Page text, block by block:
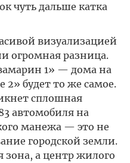
чуть дальше катка
визуализацией
огромная разница.
1» — дома на
2» будет то же самое.
сплошная
автомобиля на
манежа — это не
городской земли.
а центр жилого